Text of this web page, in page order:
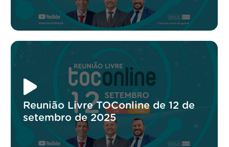
Reunião Livre TOConline de 12 de
setembro de 2025